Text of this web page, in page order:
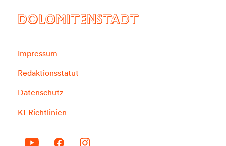
DOLOMITENSTADT
Impressum
Redaktionsstatut
Datenschutz
KI-Richtlinien